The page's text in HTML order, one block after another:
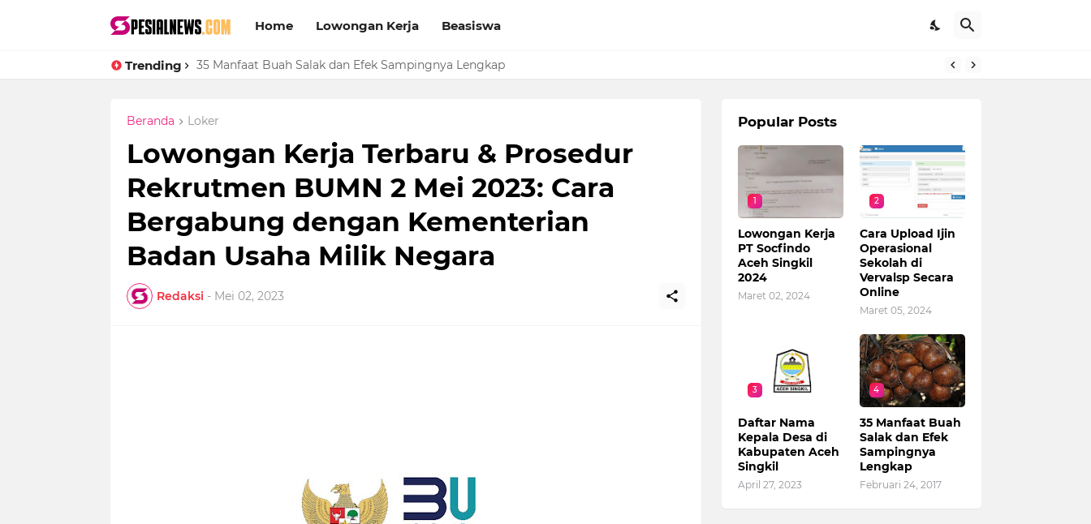
Home Lowongan Kerja Beasiswa
Trending 35 Manfaat Buah Salak dan Efek Sampingnya Lengkap
Cara Upload Ijin Operasional Sekolah di Vervalsp Secara Online
Beranda Loker
Lowongan Kerja Terbaru & Prosedur
Rekrutmen BUMN 2 Mei 2023: Cara
Bergabung dengan Kementerian
Badan Usaha Milik Negara
Redaksi - Mei 02, 2023
Popular Posts
1
Lowongan Kerja
PT Socfindo
Aceh Singkil
2024
Maret 02, 2024
2
Cara Upload Ijin
Operasional
Sekolah di
Vervalsp Secara
Online
Maret 05, 2024
3
Daftar Nama
Kepala Desa di
Kabupaten Aceh
Singkil
April 27, 2023
4
35 Manfaat Buah
Salak dan Efek
Sampingnya
Lengkap
Februari 24, 2017